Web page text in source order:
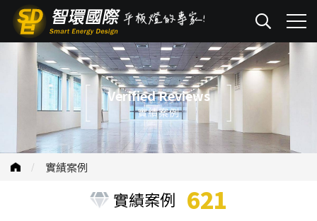
Verified Reviews
實績案例
實績案例
實績案例 621